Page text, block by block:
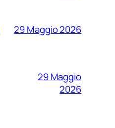
29 Maggio 2026
29 Maggio
2026